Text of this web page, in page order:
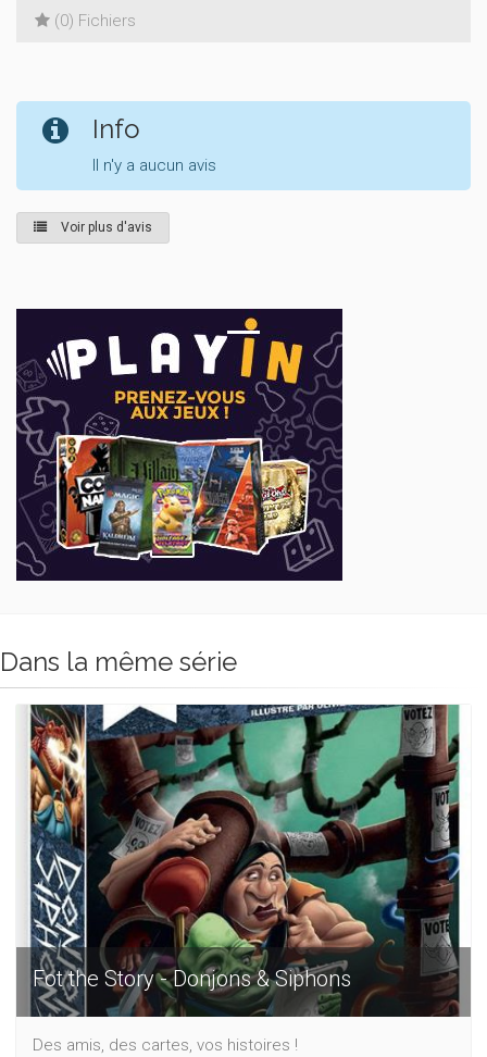
(0) Fichiers
Info
Il n'y a aucun avis
Voir plus d'avis
Dans la même série
Fot the Story - Donjons & Siphons
Des amis, des cartes, vos histoires !